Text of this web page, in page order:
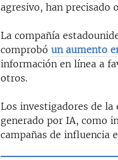
agresivo, han precisado
La compañía
comprobóun aumento
información en línea a
otros.
Los investigadores de
generado por IA, como
campañas de influencia